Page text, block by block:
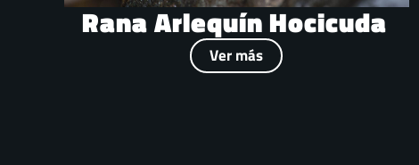
Rana Arlequín Hocicuda
Ver más